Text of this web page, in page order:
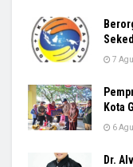
7
Kota
6
Dr.